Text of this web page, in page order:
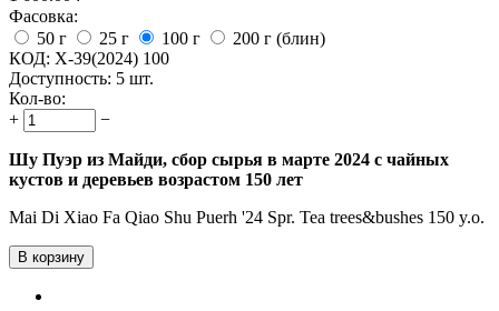
Фасовка:
50 г
25 г 100 г
200 г (блин)
КОД: X-39(2024) 100
Доступность: 5 шт.
Кол-во:
+
−
Шу Пуэр из Майди, сбор сырья в марте 2024 с чайных
кустов и деревьев возрастом 150 лет
Mai Di Xiao Fa Qiao Shu Puerh '24 Spr. Tea trees&bushes 150 y.o.
В корзину